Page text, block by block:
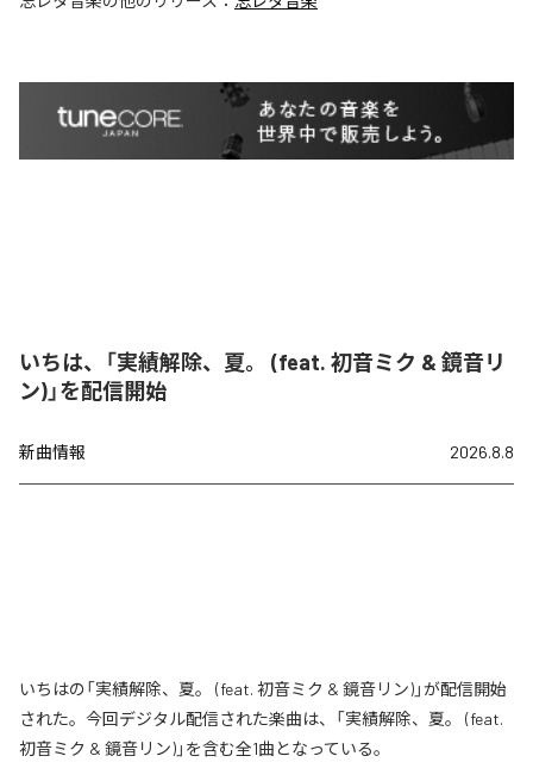
いちは、「実績解除、夏。 (feat. 初音ミク & 鏡音リ
ン)」を配信開始
新曲情報 2026.8.8
いちはの「実績解除、夏。 (feat. 初音ミク & 鏡音リン)」が配信開始
された。今回デジタル配信された楽曲は、「実績解除、夏。 (feat.
初音ミク & 鏡音リン)」を含む全1曲となっている。